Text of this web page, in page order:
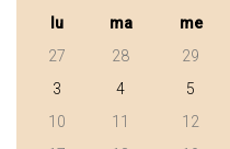
lu
ma me
27
28 29
3
4 5
10
11 12